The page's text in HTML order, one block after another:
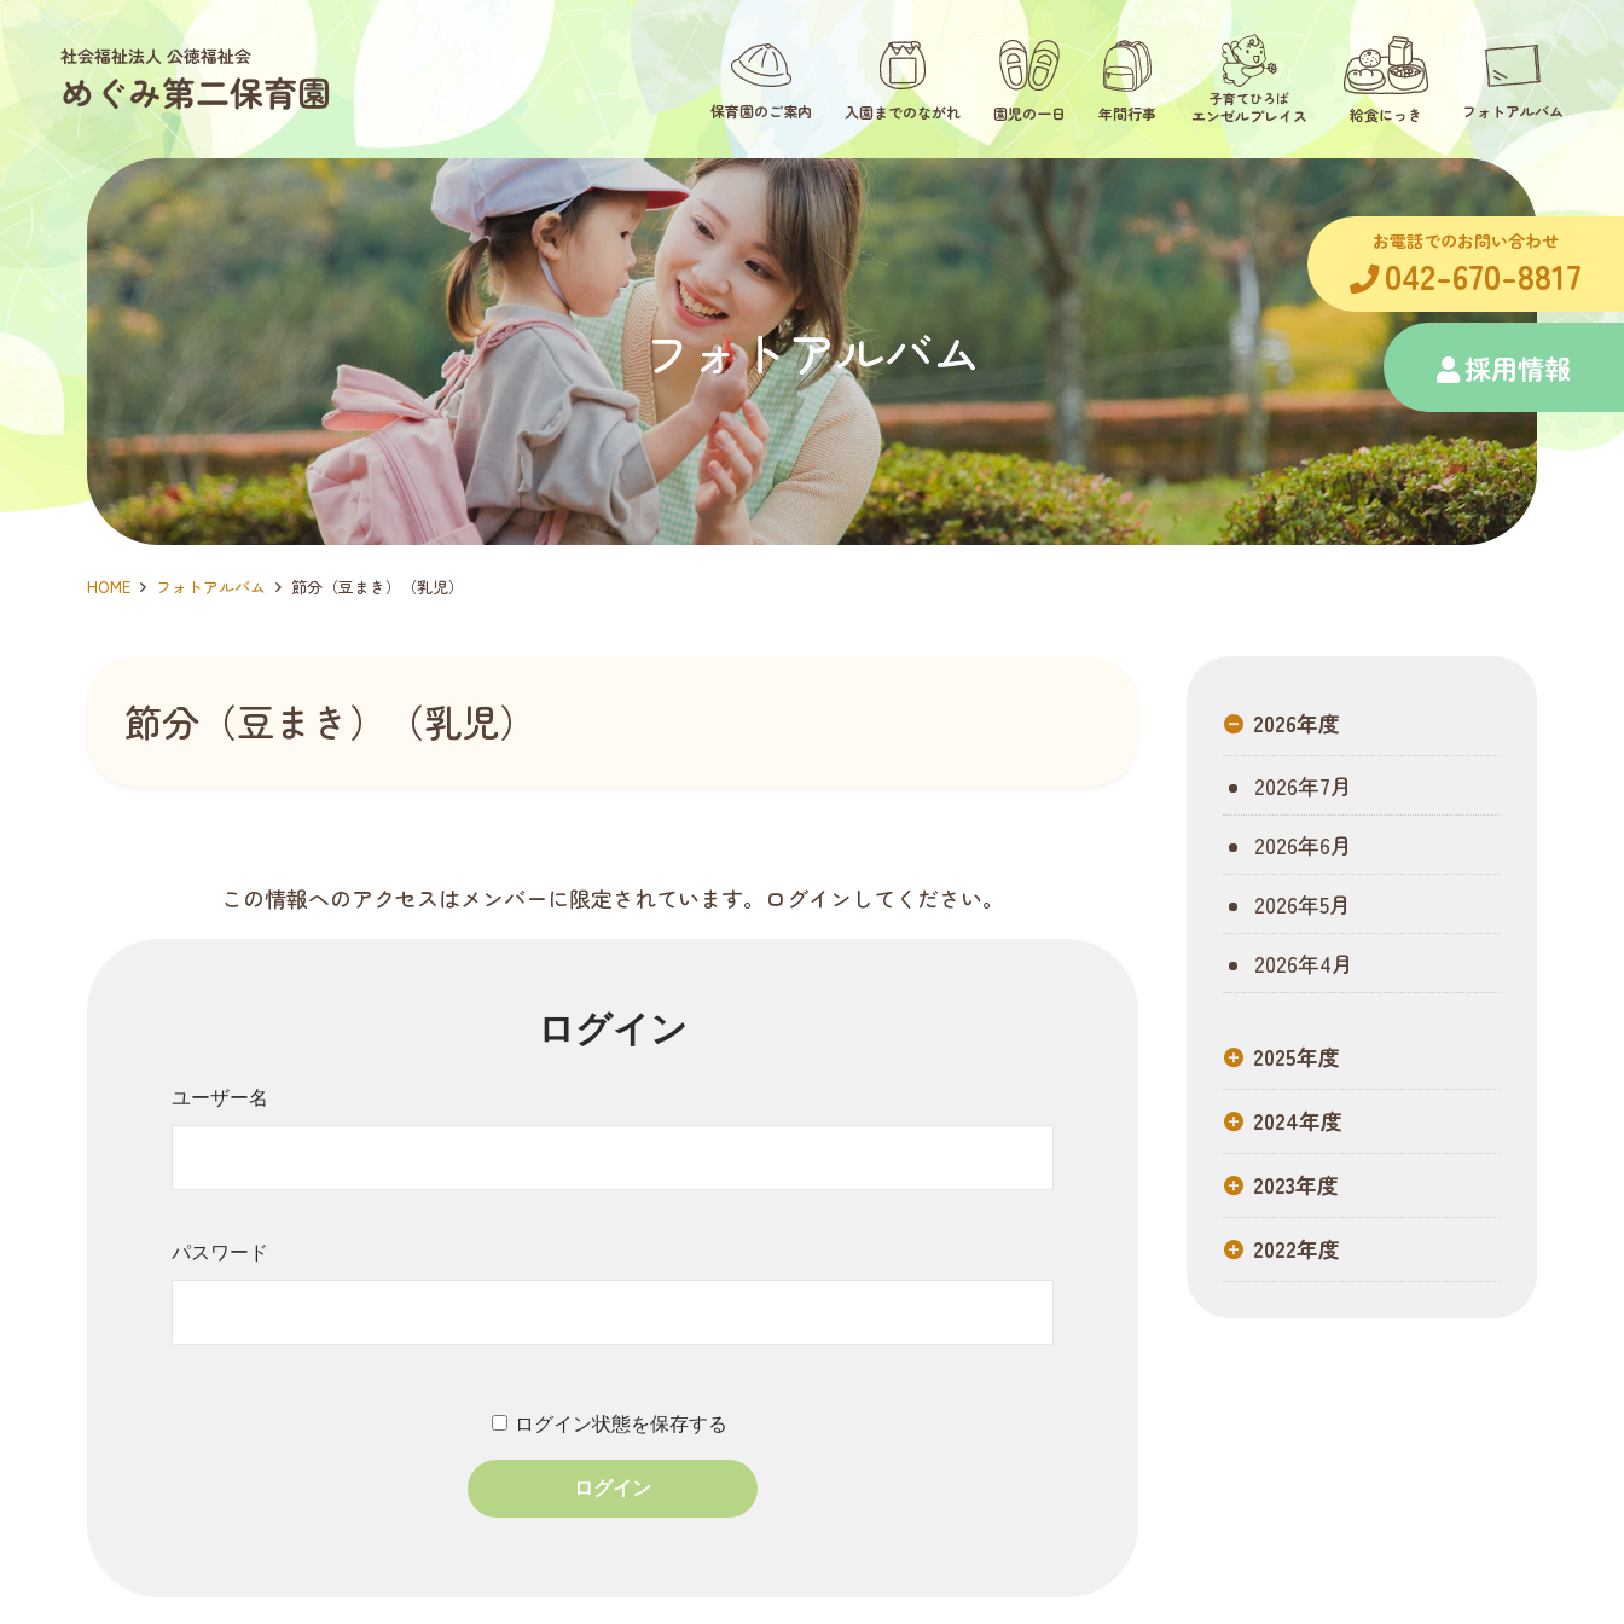
保育園のご案内 入園までのながれ 園児の一日 年間行事
子育てひろば
エンゼルプレイス 給食にっき フォトアルバム
お電話でのお問い合わせ
042-670-8817
採用情報
フォトアルバム
HOME フォトアルバム 節分（豆まき）（乳児）
節分（豆まき）（乳児）
この情報へのアクセスはメンバーに限定されています。ログインしてください。
ログイン
ユーザー名
パスワード
ログイン状態を保存する
2026年度
2026年7月
2026年6月
2026年5月
2026年4月
2025年度
2024年度
2023年度
2022年度